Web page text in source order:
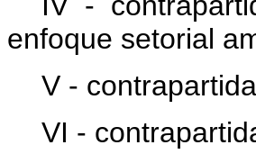
enfoque setorial
V -
VI -